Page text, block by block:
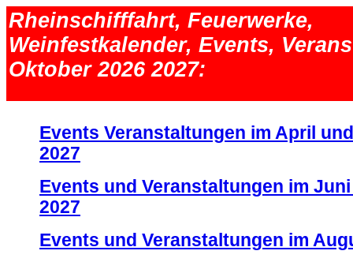
Rheinschifffahrt, Feuerwerke,
Weinfestkalender, Events,
Oktober 2026 2027:
Events Veranstaltungen im April
2027
Events und Veranstaltungen im
2027
Events und Veranstaltungen im